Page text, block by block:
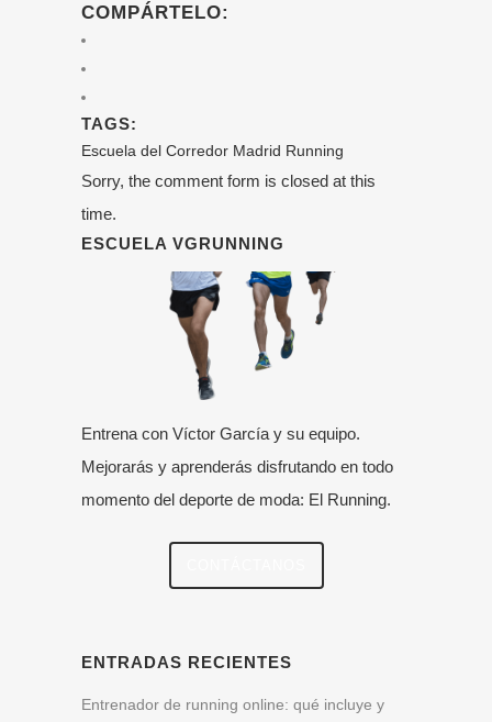
COMPÁRTELO:
TAGS:
Escuela del Corredor Madrid Running
Sorry, the comment form is closed at this
time.
ESCUELA VGRUNNING
Entrena con Víctor García y su equipo.
Mejorarás y aprenderás disfrutando en todo
momento del deporte de moda: El Running.
ENTRADAS RECIENTES
Entrenador de running online: qué incluye y